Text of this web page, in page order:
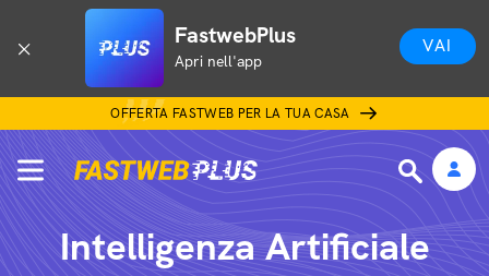
FastwebPlus
Apri nell'app
VAI
OFFERTA FASTWEB PER LA TUA CASA
Intelligenza Artificiale